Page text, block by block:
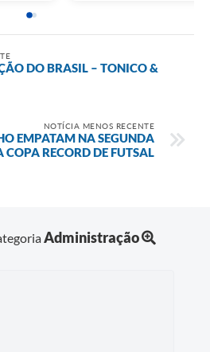
DO BRASIL – TONICO &
NOTÍCIA MENOS RECENTE
EMPATAM NA SEGUNDA
RECORD DE FUTSAL
Administração